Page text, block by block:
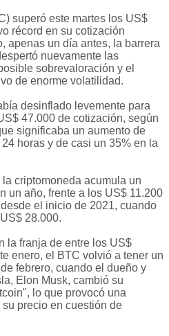
superó este martes los US$
récord en su cotización
apenas un día antes, la barrera
nuevamente las
sobrevaloración y el
de enorme volatilidad.
desinflado levemente para
47.000 de cotización, según
significaba un aumento de
horas y de casi un 35% en la
criptomoneda acumula un
un año, frente a los US$ 11.200
el inicio de 2021, cuando
28.000.
la franja de entre los US$
enero, el BTC volvió a tener un
febrero, cuando el dueño y
Elon Musk, cambió su
lo que provocó una
precio en cuestión de